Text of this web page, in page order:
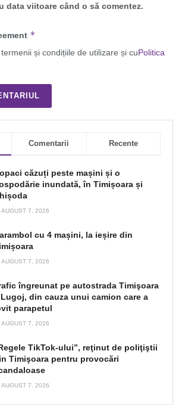
data viitoare când o să comentez.
*
și condițiile de utilizare și cuPolitica
Comentarii Recente
căzuți peste mașini și o
inundată, în Timișoara și
AUGUST 7, 2026
cu 4 mașini, la ieșire din
AUGUST 7, 2026
îngreunat pe autostrada Timişoara
din cauza unui camion care a
parapetul
AUGUST 7, 2026
TikTok-ului”, reţinut de poliţiştii
Timişoara pentru provocări
AUGUST 7, 2026